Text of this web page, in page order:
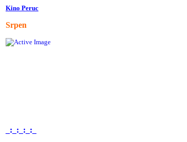
Kino Peruc
Srpen
_:_:_:_:_